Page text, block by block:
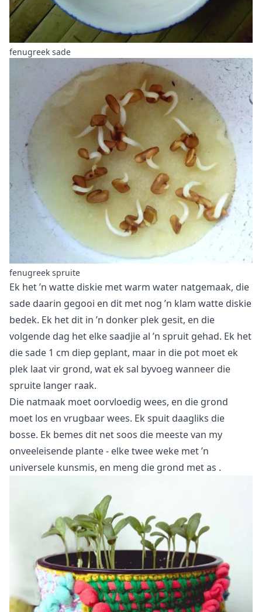
fenugreek sade
fenugreek spruite
Ek het ’n watte diskie met warm water natgemaak, die
sade daarin gegooi en dit met nog ’n klam watte diskie
bedek. Ek het dit in ’n donker plek gesit, en die
volgende dag het elke saadjie al ’n spruit gehad. Ek het
die sade 1 cm diep geplant, maar in die pot moet ek
plek laat vir grond, wat ek sal byvoeg wanneer die
spruite langer raak.
Die natmaak moet oorvloedig wees, en die grond
moet los en vrugbaar wees. Ek spuit daagliks die
bosse. Ek bemes dit net soos die meeste van my
onveeleisende plante - elke twee weke met ’n
universele kunsmis, en meng die grond metas .